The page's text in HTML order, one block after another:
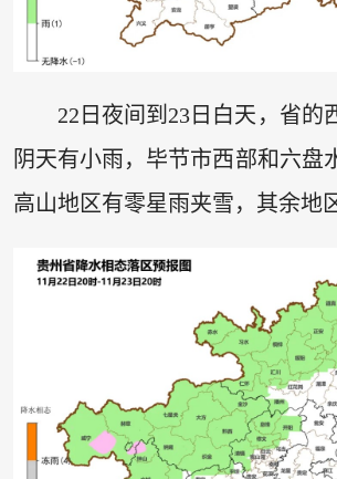
22日夜间到23日白天，省的
阴天有小雨，毕节市西部和六盘
高山地区有零星雨夹雪，其余地